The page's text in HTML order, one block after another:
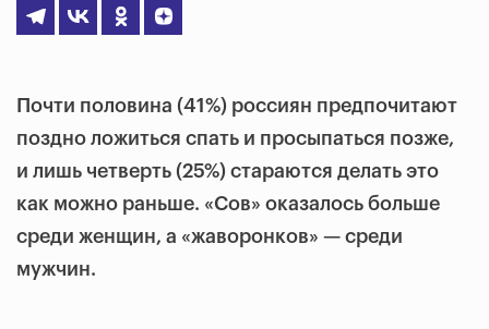
Почти половина (41%) россиян предпочитают
поздно ложиться спать и просыпаться позже,
и лишь четверть (25%) стараются делать это
как можно раньше. «Сов» оказалось больше
среди женщин, а «жаворонков» — среди
мужчин.